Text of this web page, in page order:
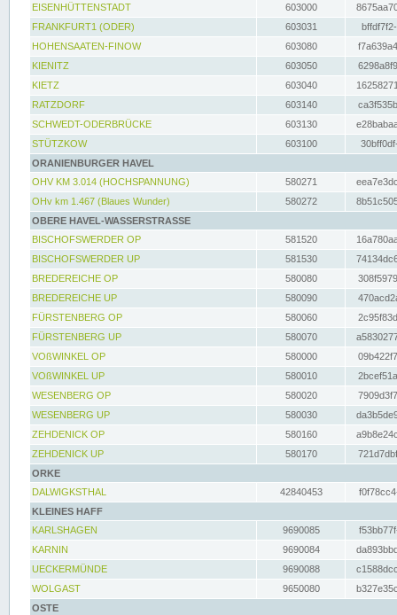
EISENHÜTTENSTADT
603000
FRANKFURT1 (ODER)
603031
HOHENSAATEN-FINOW
603080
KIENITZ
603050
KIETZ
603040
RATZDORF
603140
SCHWEDT-ODERBRÜCKE
603130
STÜTZKOW
603100
ORANIENBURGER HAVEL
OHV KM 3.014 (HOCHSPANNUNG)
580271
OHv km 1.467 (Blaues Wunder)
580272
OBERE HAVEL-WASSERSTRASSE
BISCHOFSWERDER OP
581520
BISCHOFSWERDER UP
581530
BREDEREICHE OP
580080
BREDEREICHE UP
580090
FÜRSTENBERG OP
580060
FÜRSTENBERG UP
580070
VOßWINKEL OP
580000
VOßWINKEL UP
580010
WESENBERG OP
580020
WESENBERG UP
580030
ZEHDENICK OP
580160
ZEHDENICK UP
580170
ORKE
DALWIGKSTHAL
42840453
KLEINES HAFF
KARLSHAGEN
9690085
KARNIN
9690084
UECKERMÜNDE
9690088
WOLGAST
9650080
OSTE